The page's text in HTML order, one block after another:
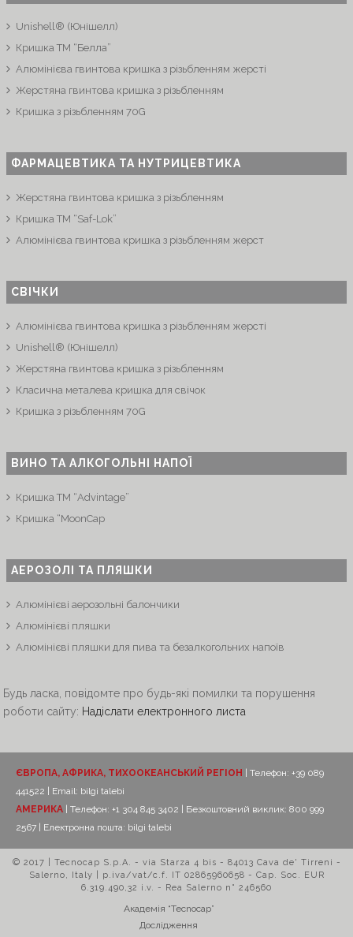
Unishell® (Юнішелл)
Кришка ТМ “Белла”
Алюмінієва гвинтова кришка з різьбленням жерсті
Жерстяна гвинтова кришка з різьбленням
Кришка з різьбленням 70G
ФАРМАЦЕВТИКА ТА НУТРИЦЕВТИКА
Жерстяна гвинтова кришка з різьбленням
Кришка ТМ “Saf-Lok”
Алюмінієва гвинтова кришка з різьбленням жерст
СВІЧКИ
Алюмінієва гвинтова кришка з різьбленням жерсті
Unishell® (Юнішелл)
Жерстяна гвинтова кришка з різьбленням
Класична металева кришка для свічок
Кришка з різьбленням 70G
ВИНО ТА АЛКОГОЛЬНІ НАПОЇ
Кришка ТМ “Advintage”
Кришка “MoonCap
АЕРОЗОЛІ ТА ПЛЯШКИ
Алюмінієві аерозольні балончики
Алюмінієві пляшки
Алюмінієві пляшки для пива та безалкогольних напоїв
Будь ласка, повідомте про будь-які помилки та порушення
роботи сайту: Надіслати електронного листа
ЄВРОПА, АФРИКА, ТИХООКЕАНСЬКИЙ РЕГІОН
| Телефон: +39 089
441522 | Email: bilgi talebi
АМЕРИКА | Телефон: +1 304 845 3402 | Безкоштовний виклик: 800 999
2567 | Електронна пошта: bilgi talebi
© 2017 | Tecnocap S.p.A. - via Starza 4 bis - 84013 Cava de' Tirreni -
Salerno, Italy | p.iva/vat/c.f. IT 02865960658 - Cap. Soc. EUR
6.319.490,32 i.v. - Rea Salerno n° 246560
Академія “Tecnocap”
Дослідження